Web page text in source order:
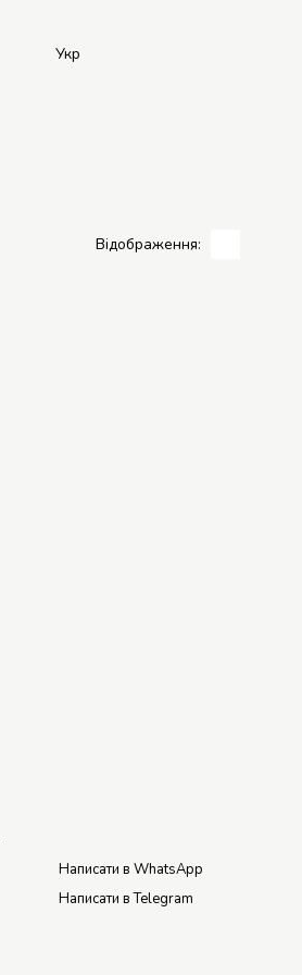
Укр
Відображення:
Написати в WhatsApp
Написати в Telegram